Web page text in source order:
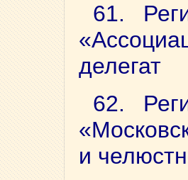
61.
делегат
62.
и